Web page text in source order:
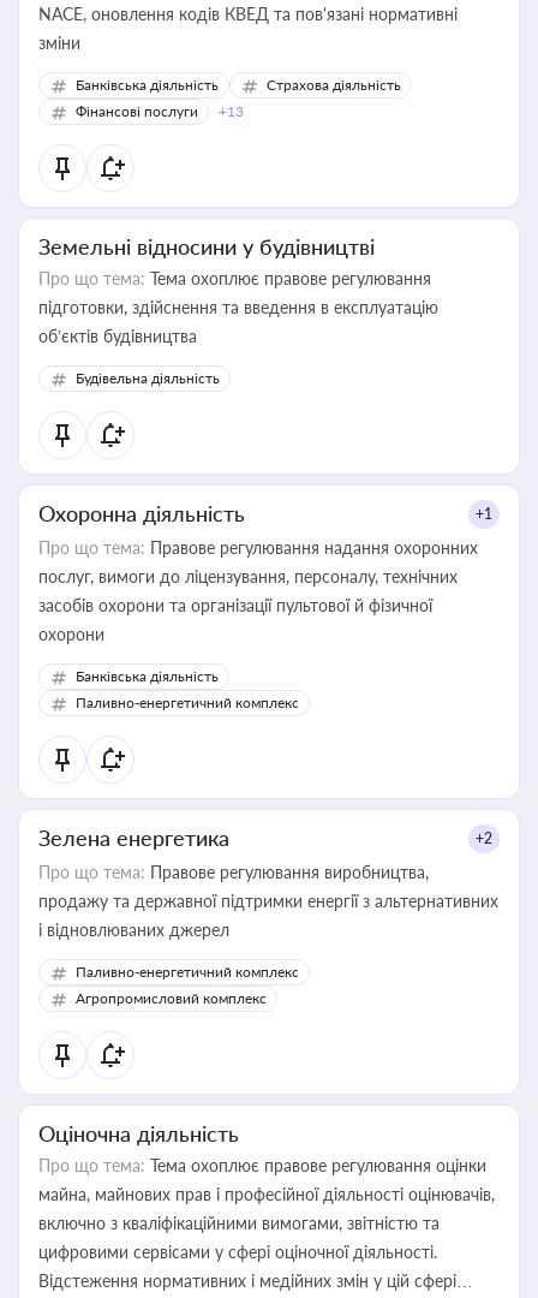
NACE, оновлення кодів КВЕД та пов'язані нормативні
зміни
Банківська діяльність
Страхова діяльність
Фінансові послуги
+13
Земельні відносини у будівництві
Про що тема: Тема охоплює правове регулювання
підготовки, здійснення та введення в експлуатацію
об’єктів будівництва
Будівельна діяльність
Охоронна діяльність +1
Про що тема: Правове регулювання надання охоронних
послуг, вимоги до ліцензування, персоналу, технічних
засобів охорони та організації пультової й фізичної
охорони
Банківська діяльність
Паливно-енергетичний комплекс
Зелена енергетика +2
Про що тема: Правове регулювання виробництва,
продажу та державної підтримки енергії з альтернативних
і відновлюваних джерел
Паливно-енергетичний комплекс
Агропромисловий комплекс
Оціночна діяльність
Про що тема: Тема охоплює правове регулювання оцінки
майна, майнових прав і професійної діяльності оцінювачів,
включно з кваліфікаційними вимогами, звітністю та
цифровими сервісами у сфері оціночної діяльності.
Відстеження нормативних і медійних змін у цій сфері